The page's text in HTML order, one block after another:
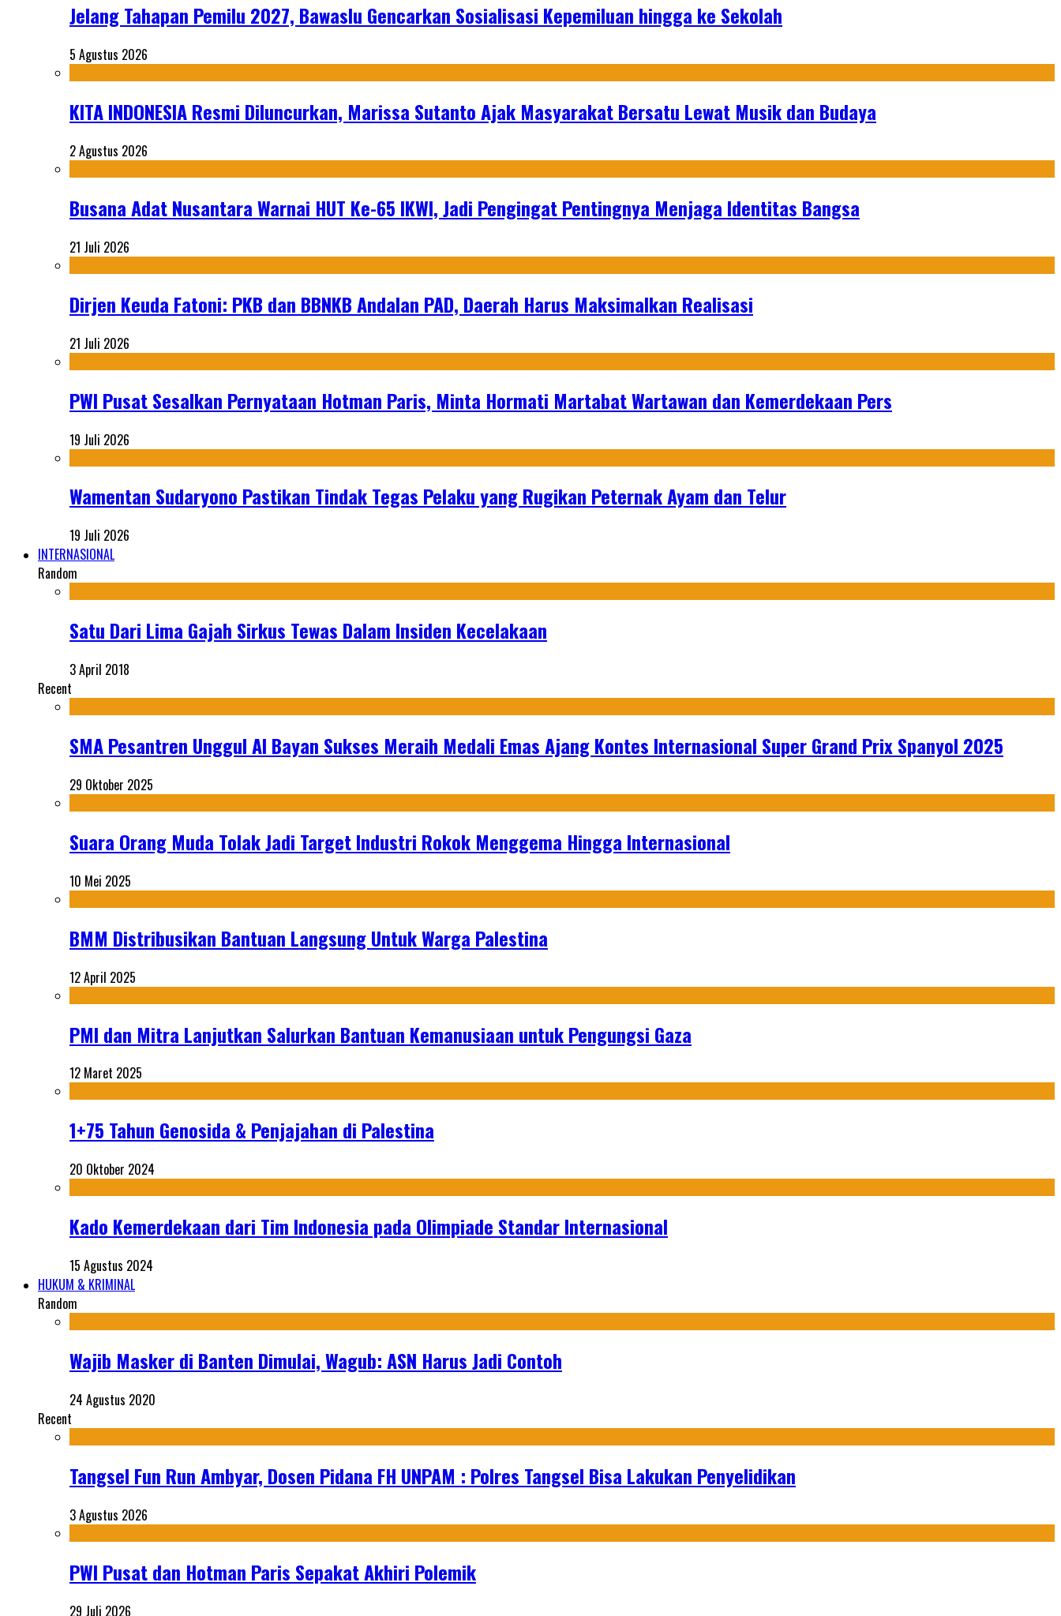
Jelang Tahapan Pemilu 2027, Bawaslu Gencarkan Sosialisasi Kepemiluan hingga ke Sekolah
5 Agustus 2026
KITA INDONESIA Resmi Diluncurkan, Marissa Sutanto Ajak Masyarakat Bersatu Lewat Musik dan Budaya
2 Agustus 2026
Busana Adat Nusantara Warnai HUT Ke-65 IKWI, Jadi Pengingat Pentingnya Menjaga Identitas Bangsa
21 Juli 2026
Dirjen Keuda Fatoni: PKB dan BBNKB Andalan PAD, Daerah Harus Maksimalkan Realisasi
21 Juli 2026
PWI Pusat Sesalkan Pernyataan Hotman Paris, Minta Hormati Martabat Wartawan dan Kemerdekaan Pers
19 Juli 2026
Wamentan Sudaryono Pastikan Tindak Tegas Pelaku yang Rugikan Peternak Ayam dan Telur
19 Juli 2026
INTERNASIONAL
Random
Satu Dari Lima Gajah Sirkus Tewas Dalam Insiden Kecelakaan
3 April 2018
Recent
SMA Pesantren Unggul Al Bayan Sukses Meraih Medali Emas Ajang Kontes Internasional Super Grand Prix Spanyol 2025
29 Oktober 2025
Suara Orang Muda Tolak Jadi Target Industri Rokok Menggema Hingga Internasional
10 Mei 2025
BMM Distribusikan Bantuan Langsung Untuk Warga Palestina
12 April 2025
PMI dan Mitra Lanjutkan Salurkan Bantuan Kemanusiaan untuk Pengungsi Gaza
12 Maret 2025
1+75 Tahun Genosida & Penjajahan di Palestina
20 Oktober 2024
Kado Kemerdekaan dari Tim Indonesia pada Olimpiade Standar Internasional
15 Agustus 2024
HUKUM & KRIMINAL
Random
Wajib Masker di Banten Dimulai, Wagub: ASN Harus Jadi Contoh
24 Agustus 2020
Recent
Tangsel Fun Run Ambyar, Dosen Pidana FH UNPAM : Polres Tangsel Bisa Lakukan Penyelidikan
3 Agustus 2026
PWI Pusat dan Hotman Paris Sepakat Akhiri Polemik
29 Juli 2026